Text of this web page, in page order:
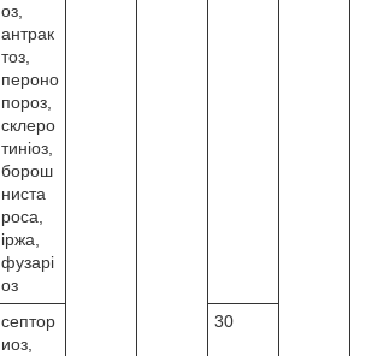
оз,
антрак
тоз,
пероно
пороз,
склеро
тиніоз,
борош
ниста
роса,
іржа,
фузарі
оз
септор
иоз,
30